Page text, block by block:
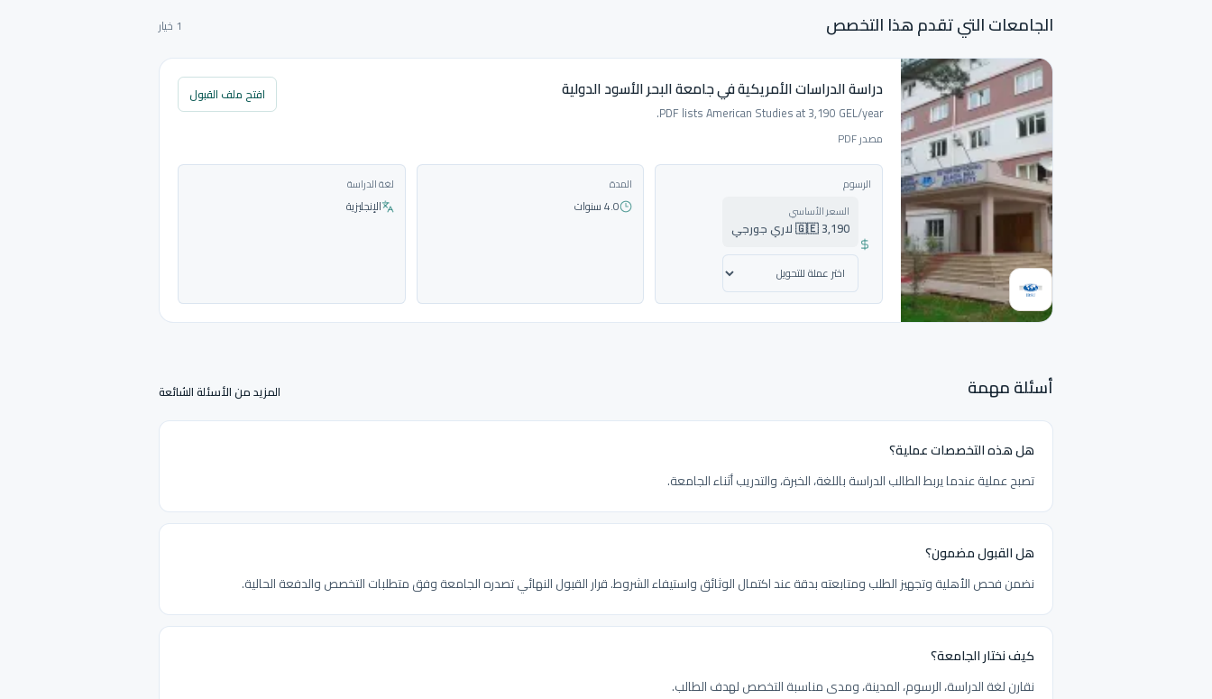
الجامعات التي تقدم هذا التخصص 1 خيار
دراسة الدراسات الأمريكية في جامعة البحر الأسود الدولية
PDF lists American Studies at 3,190 GEL/year.
مصدر PDF
افتح ملف القبول
الرسوم
السعر الأساسي
🇬🇪 3,190 لاري جورجي
المدة
4.0 سنوات
لغة الدراسة
الإنجليزية
أسئلة مهمة المزيد من الأسئلة الشائعة
هل هذه التخصصات عملية؟
تصبح عملية عندما يربط الطالب الدراسة باللغة، الخبرة، والتدريب أثناء الجامعة.
هل القبول مضمون؟
نضمن فحص الأهلية وتجهيز الطلب ومتابعته بدقة عند اكتمال الوثائق واستيفاء الشروط. قرار القبول النهائي تصدره الجامعة وفق متطلبات التخصص والدفعة الحالية.
كيف نختار الجامعة؟
نقارن لغة الدراسة، الرسوم، المدينة، ومدى مناسبة التخصص لهدف الطالب.